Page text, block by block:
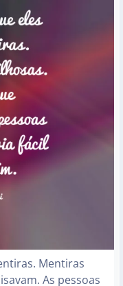
Mentiras
As pessoas